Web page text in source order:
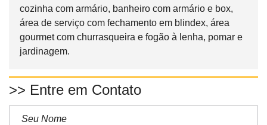
cozinha com armário, banheiro com armário e box,
área de serviço com fechamento em blindex, área
gourmet com churrasqueira e fogão à lenha, pomar e
jardinagem.
>> Entre em Contato